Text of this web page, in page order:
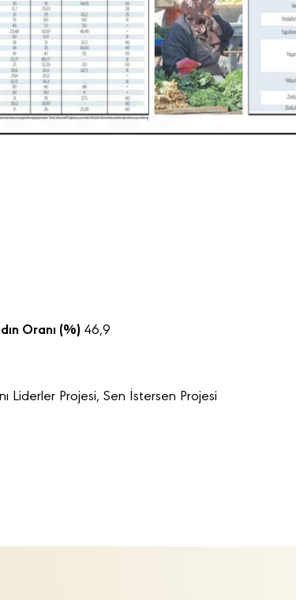
Oranı (%) 46,9
Liderler Projesi, Sen İstersen Projesi